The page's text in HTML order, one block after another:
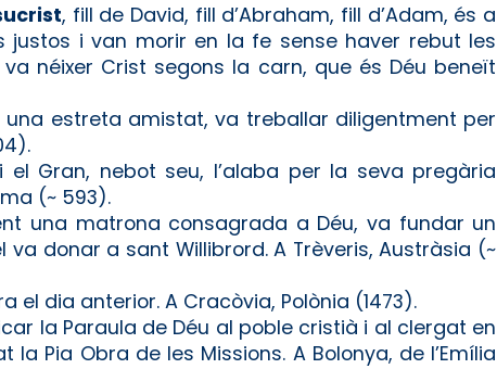
, fill de David, fill d’Abraham, fill d’Adam, és a
i van morir en la fe sense haver rebut les
néixer Crist segons la carn, que és Déu beneït
estreta amistat, va treballar diligentment per
el Gran, nebot seu, l’alaba per la seva pregària
(~ 593).
una matrona consagrada a Déu, va fundar un
donar a sant Willibrord. A Trèveris, Austràsia (~
dia anterior. A Cracòvia, Polònia (1473).
la Paraula de Déu al poble cristià i al clergat en
Pia Obra de les Missions. A Bolonya, de l’Emília